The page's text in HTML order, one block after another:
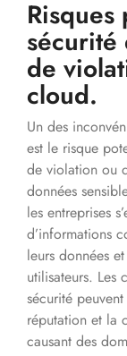
sécurité
de
cloud.
Un des
est le risque
de violation ou
données
les entreprises
d’informations
leurs données
utilisateurs. Les
sécurité
réputation et la
causant des